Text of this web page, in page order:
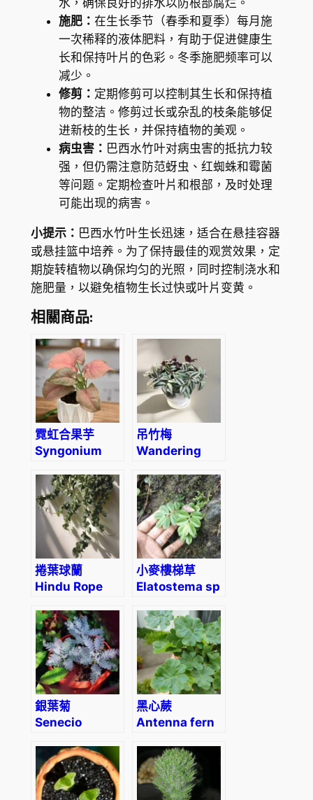
e
g
a
t
)
數
量
水，确保良好的排水以防根部腐烂。
施肥： 在生长季节（春季和夏季）每月施
一次稀释的液体肥料，有助于促进健康生
长和保持叶片的色彩。冬季施肥频率可以
减少。
修剪： 定期修剪可以控制其生长和保持植
物的整洁。修剪过长或杂乱的枝条能够促
进新枝的生长，并保持植物的美观。
病虫害： 巴西水竹叶对病虫害的抵抗力较
强，但仍需注意防范蚜虫、红蜘蛛和霉菌
等问题。定期检查叶片和根部，及时处理
可能出现的病害。
小提示： 巴西水竹叶生长迅速，适合在悬挂容器
或悬挂篮中培养。为了保持最佳的观赏效果，定
期旋转植物以确保均匀的光照，同时控制浇水和
施肥量，以避免植物生长过快或叶片变黄。
相關商品:
霓虹合果芋
Syngonium
‘Neon
Robusta’
吊竹梅
Wandering
(Tradescantia
zebrina
‘Purple
Tinge’)
捲葉球蘭
Hindu Rope
carnosa
‘Compacta’)
小麥樓梯草
Elatostema sp
銀葉菊
Senecio
黑心蕨
Antenna fern
cordata)